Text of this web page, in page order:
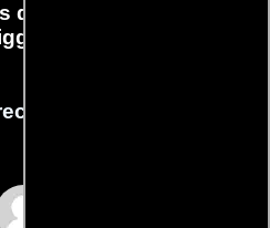
de la película Hetaste